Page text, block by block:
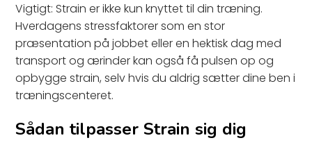
Vigtigt: Strain er ikke kun knyttet til din træning.
Hverdagens stressfaktorer som en stor
præsentation på jobbet eller en hektisk dag med
transport og ærinder kan også få pulsen op og
opbygge strain, selv hvis du aldrig sætter dine ben i
træningscenteret.
Sådan tilpasser Strain sig dig